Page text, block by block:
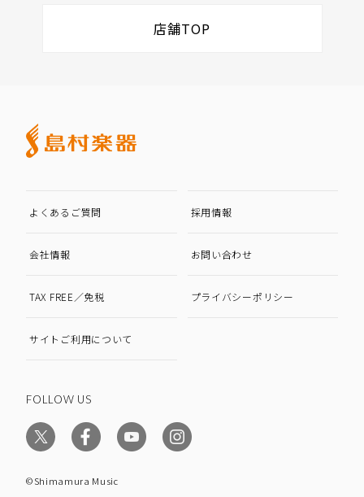
店舗TOP
よくあるご質問 採用情報
会社情報 お問い合わせ
TAX FREE／免税 プライバシーポリシー
サイトご利用について
FOLLOW US
©Shimamura Music